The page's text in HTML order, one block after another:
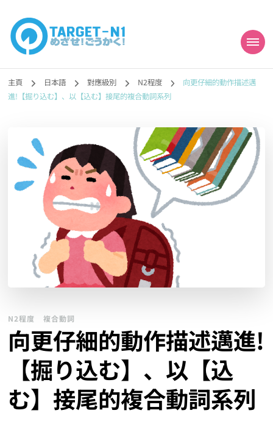
目標!!日本語能力試
N1合格
勉強コンテンツも追加予定!!】
主頁 日本語 對應級別 N2程度
向更仔細的動作描述邁
進!【掘り込む】、以【込む】接尾的複合動詞系列
N2程度 複合動詞
向更仔細的動作描述邁進!
【掘り込む】、以【込
む】接尾的複合動詞系列